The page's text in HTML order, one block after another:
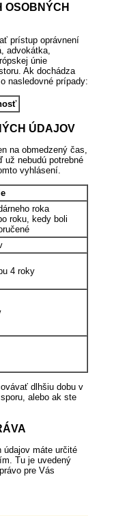
OSOBNÝCH
prístup oprávnení
advokátka,
únie
Ak dochádza
nasledovné prípady:
ÚDAJOV
na obmedzený čas,
už nebudú potrebné
vyhlásení.
roka
roku, kedy boli
4 roky
dlhšiu dobu v
alebo ak ste
údajov máte určité
Tu je uvedený
pre Vás